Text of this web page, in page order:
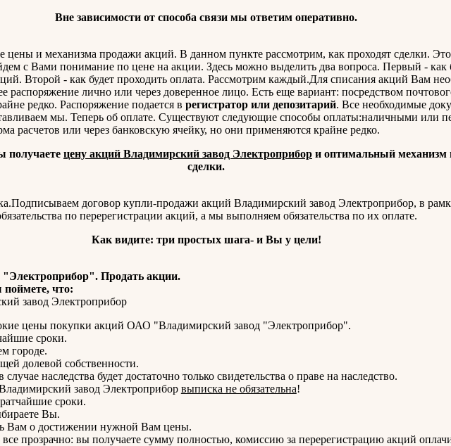
Вне зависимости от способа связи мы ответим оперативно.
и механизма продажи акций. В данном пункте рассмотрим, как проходят сделки. Это
с Вами понимание по цене на акции. Здесь можно выделить два вопроса. Первый - как
Второй - как будет проходить оплата. Рассмотрим каждый.Для списания акций Вам
распоряжение лично или через доверенное лицо. Есть еще вариант: посредством
редко. Распоряжение подается в регистратор или депозитарий. Все необходимые
мы. Теперь об оплате. Существуют следующие способы оплаты:наличными или
расчетов или через банковскую ячейку, но они применяются крайне редко.
получаете цену акций Владимирский завод Электроприбори оптимальный механизм
сделки.
договор купли-продажи акций Владимирский завод Электроприбор, в
по перерегистрации акций, а мы выполняем обязательства по их оплате.
Как видите: три простых шага- и Вы у цели!
Продать акции.
что:
цены покупки акций ОАО "Владимирский завод "Электроприбор".
сроки.
городе.
долевой собственности.
наследства будет достаточно только свидетельства о праве на наследство.
завод Электроприбор выписка не обязательна!
сроки.
Вы.
Вам о достижении нужной Вам цены.
прозрачно: вы получаете сумму полностью, комиссию за перерегистрацию акций